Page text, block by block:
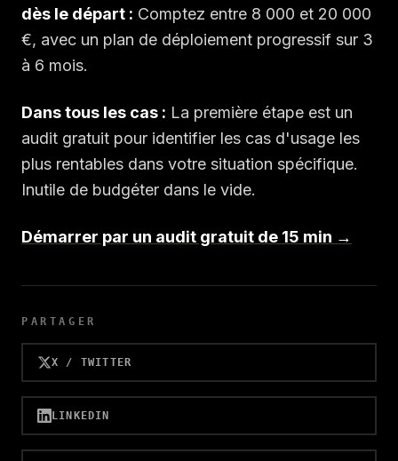
dès le départ : Comptez entre 8 000 et 20 000
€, avec un plan de déploiement progressif sur 3
à 6 mois.
Dans tous les cas : La première étape est un
audit gratuit pour identifier les cas d'usage les
plus rentables dans votre situation spécifique.
Inutile de budgéter dans le vide.
Démarrer par un audit gratuit de 15 min →
PARTAGER
X / TWITTER
LINKEDIN